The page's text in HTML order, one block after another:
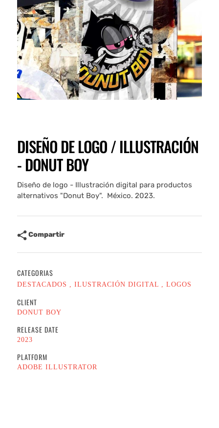
DISEÑO DE LOGO / ILLUSTRACIÓN
- DONUT BOY
Diseño de logo - Illustración digital para productos
alternativos "Donut Boy". México. 2023.
Compartir
CATEGORIAS
DESTACADOS ILUSTRACIÓN DIGITAL LOGOS
CLIENT
DONUT BOY
RELEASE DATE
2023
PLATFORM
ADOBE ILLUSTRATOR